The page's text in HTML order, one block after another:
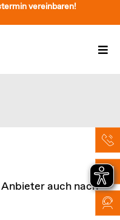
vereinbaren!
auch nach